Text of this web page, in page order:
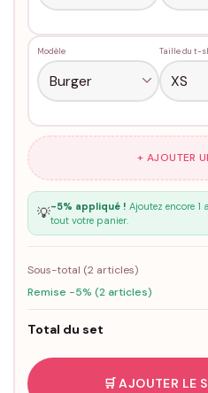
Modèle Taille du t-
+ AJOUTER
💡-5% appliqué ! Ajoutez encore
tout votre panier.
Sous-total (2articles)
Remise -5% (2 articles)
Total du set
🛒 AJOUTER LE